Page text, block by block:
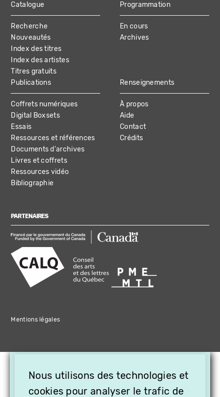
MAIN
NAVIGATION
Catalogue
Recherche
Nouveautés
Index des titres
Index des artistes
Titres gratuits
Programmation
En cours
Archives
Publications
Coffrets numériques
Digital Boxsets
Essais
Ressources et références
Documents d'archives
Livres et coffrets
Ressources vidéo
Bibliographie
Renseignements
À propos
Aide
Contact
Crédits
PARTENAIRES
Mentions légales
Nous utilisons des technologies et
cookies pour analyser le trafic de
OFFREZ LA VIDÉO EN
CADEAU, ABONNEZ VOS